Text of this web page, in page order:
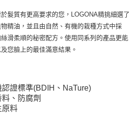
含以上)免運費
含以上)免運費
髮質有更高要求的您，LOGONA精挑細選了
精油，並且由自然、有機的栽種方式中採
滑柔順的秘密配方。使用同系列的產品更能
您臉上的最佳滿意結果。
證標準(BDIH、NaTure)
、防腐劑
原料